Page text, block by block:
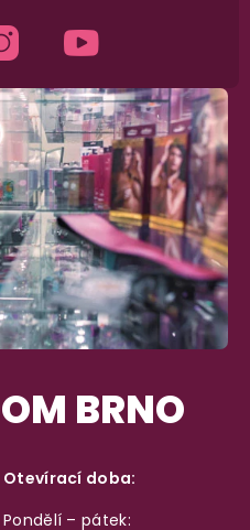
peněz
vrácení zboží
BRNO
Otevírací doba:
Pondělí – pátek: